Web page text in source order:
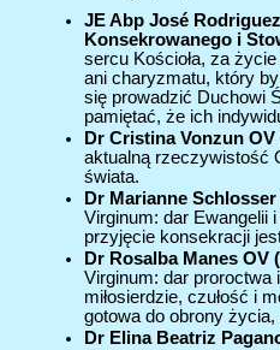
JE Abp José
Konsekrowanego i
sercu Kościoła, za
ani charyzmatu, który by
się prowadzić Duchowi
pamiętać, że ich
Dr Cristina Vonzun
aktualną rzeczywistość
świata.
Dr Marianne
Virginum: dar Ewangelii
przyjęcie konsekracji
Dr Rosalba Manes OV
Virginum: dar proroctwa
miłosierdzie, czułość i
gotowa do obrony
Dr Elina Beatriz